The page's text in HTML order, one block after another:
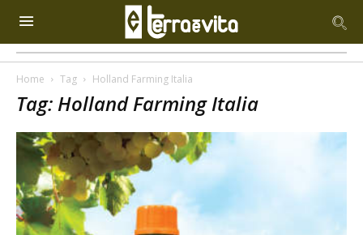
Home Tag Holland Farming Italia
Tag: Holland Farming Italia